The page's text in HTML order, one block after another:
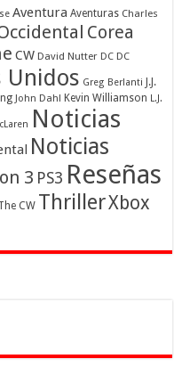
Aventura Aventuras Charles
Corea
CW David Nutter DC DC
Unidos Greg Berlanti J.J.
John Dahl Kevin Williamson L.J.
Noticias
Noticias
3 PS3 Reseñas
CW ThrillerXbox